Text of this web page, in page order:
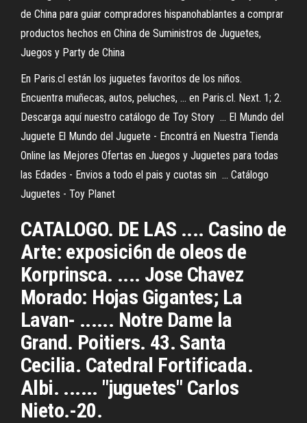
de China para guiar compradores hispanohablantes a comprar
productos hechos en China de Suministros de Juguetes,
Juegos y Party de China
En Paris.cl están los juguetes favoritos de los niños.
Encuentra muñecas, autos, peluches, ... en Paris.cl. Next. 1; 2.
Descarga aquí nuestro catálogo de Toy Story ... El Mundo del
Juguete El Mundo del Juguete - Encontrá en Nuestra Tienda
Online las Mejores Ofertas en Juegos y Juguetes para todas
las Edades - Envios a todo el pais y cuotas sin ... Catálogo
Juguetes - Toy Planet
CATALOGO. DE LAS .... Casino de
Arte: exposici6n de oleos de
Korprinsca. .... Jose Chavez
Morado: Hojas Gigantes; La
Lavan- ...... Notre Dame la
Grand. Poitiers. 43. Santa
Cecilia. Catedral Fortificada.
Albi. ...... "juguetes" Carlos
Nieto.-20.